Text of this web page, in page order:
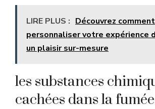
LIRE PLUS : Découvrez comment
personnaliser votre expérience
un plaisir sur-mesure
les substances
cachées dans la fumée